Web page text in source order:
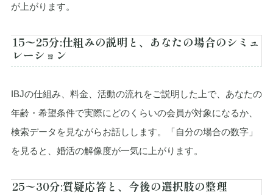
が上がります。
15〜25分:仕組みの説明と、あなたの場合のシミュ
レーション
IBJの仕組み、料金、活動の流れをご説明した上で、あなたの
年齢・希望条件で実際にどのくらいの会員が対象になるか、
検索データを見ながらお話しします。「自分の場合の数字」
を見ると、婚活の解像度が一気に上がります。
25〜30分:質疑応答と、今後の選択肢の整理